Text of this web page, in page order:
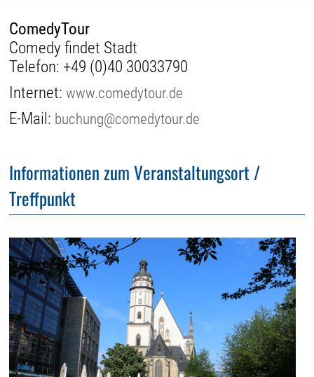
ComedyTour
Comedy findet Stadt
Telefon: +49 (0)40 30033790
Internet:www.comedytour.de
E-Mail: buchung@comedytour.de
Informationen zum Veranstaltungsort /
Treffpunkt